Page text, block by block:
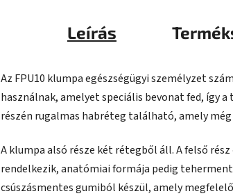
Leírás
Az FPU10 klumpa egészségügyi személyzet
használnak, amelyet speciális bevonat fed, így
részén rugalmas habréteg található, amely
A klumpa alsó része két rétegből áll. A felső
rendelkezik, anatómiai formája pedig
csúszásmentes gumiból készül, amely